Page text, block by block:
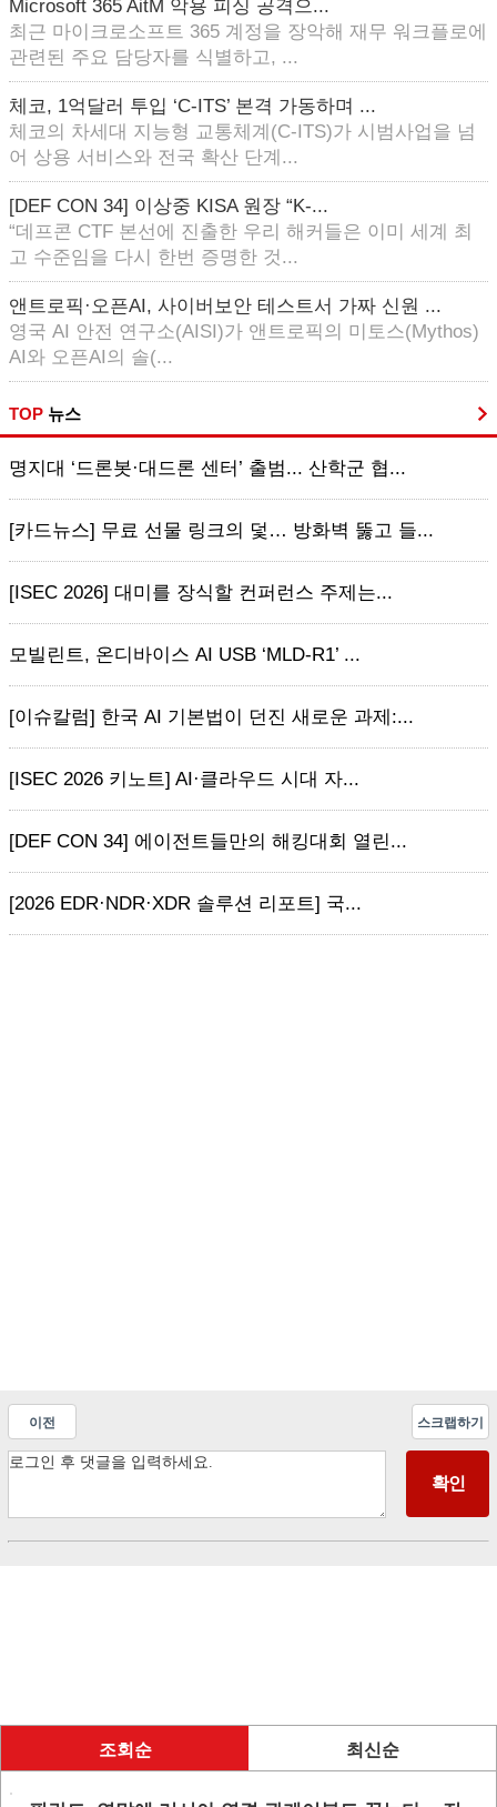
Microsoft 365 AitM 악용 피싱 공격으...
최근 마이크로소프트 365 계정을 장악해 재무 워크플로에
관련된 주요 담당자를 식별하고, ...
체코, 1억달러 투입 ‘C-ITS’ 본격 가동하며 ...
체코의 차세대 지능형 교통체계(C-ITS)가 시범사업을 넘
어 상용 서비스와 전국 확산 단계...
[DEF CON 34] 이상중 KISA 원장 “K-...
“데프콘 CTF 본선에 진출한 우리 해커들은 이미 세계 최
고 수준임을 다시 한번 증명한 것...
앤트로픽·오픈AI, 사이버보안 테스트서 가짜 신원 ...
영국 AI 안전 연구소(AISI)가 앤트로픽의 미토스(Mythos)
AI와 오픈AI의 솔(...
TOP 뉴스
명지대 ‘드론봇·대드론 센터’ 출범... 산학군 협...
[카드뉴스] 무료 선물 링크의 덫… 방화벽 뚫고 들...
[ISEC 2026] 대미를 장식할 컨퍼런스 주제는...
모빌린트, 온디바이스 AI USB ‘MLD-R1’ ...
[이슈칼럼] 한국 AI 기본법이 던진 새로운 과제:...
[ISEC 2026 키노트] AI·클라우드 시대 자...
[DEF CON 34] 에이전트들만의 해킹대회 열린...
[2026 EDR·NDR·XDR 솔루션 리포트] 국...
이전 스크랩하기
조회순 최신순